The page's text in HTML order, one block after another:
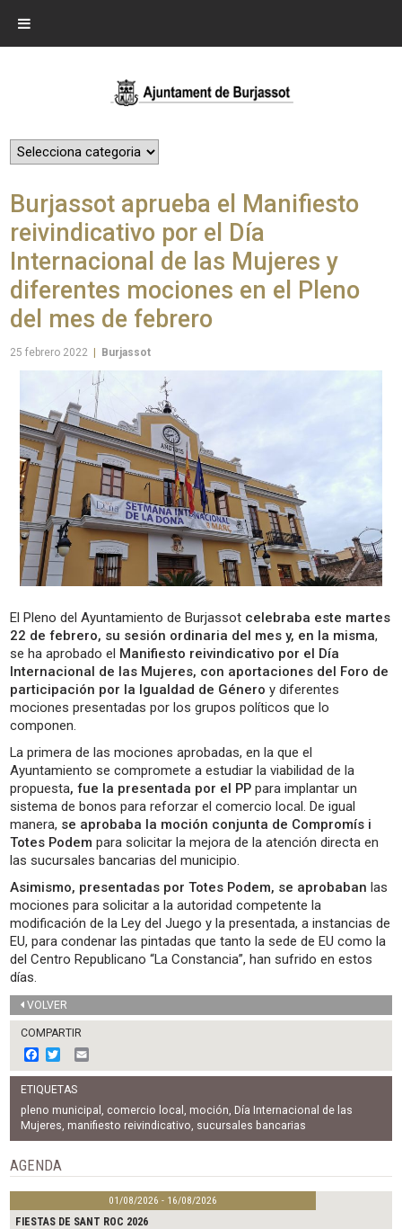
Burjassot aprueba el Manifiesto
reivindicativo por el Día
Internacional de las Mujeres y
diferentes mociones en el Pleno
del mes de febrero
25 febrero 2022 Burjassot
El Pleno del Ayuntamiento de Burjassot celebraba este martes
22 de febrero, su sesión ordinaria del mes y, en la misma,
se ha aprobado el Manifiesto reivindicativo por el Día
Internacional de las Mujeres, con aportaciones del Foro de
participación por la Igualdad de Género y diferentes
mociones presentadas por los grupos políticos que lo
componen.
La primera de las mociones aprobadas, en la que el
Ayuntamiento se compromete a estudiar la viabilidad de la
propuesta, fue la presentada por el PP para implantar un
sistema de bonos para reforzar el comercio local. De igual
manera, se aprobaba la moción conjunta de Compromís i
Totes Podem para solicitar la mejora de la atención directa en
las sucursales bancarias del municipio.
Asimismo, presentadas por Totes Podem, se aprobaban las
mociones para solicitar a la autoridad competente la
modificación de la Ley del Juego y la presentada, a instancias de
EU, para condenar las pintadas que tanto la sede de EU como la
del Centro Republicano “La Constancia”, han sufrido en estos
días.
VOLVER
COMPARTIR
F
a
c
e
b
o
o
w
i
t
t
e
r
m
l
ETIQUETAS
pleno municipal , comercio local , moción, Día Internacional de las
Mujeres, manifiesto reivindicativo, sucursales bancarias
AGENDA
01/08/2026 - 16/08/2026
FIESTAS DE SANT ROC 2026